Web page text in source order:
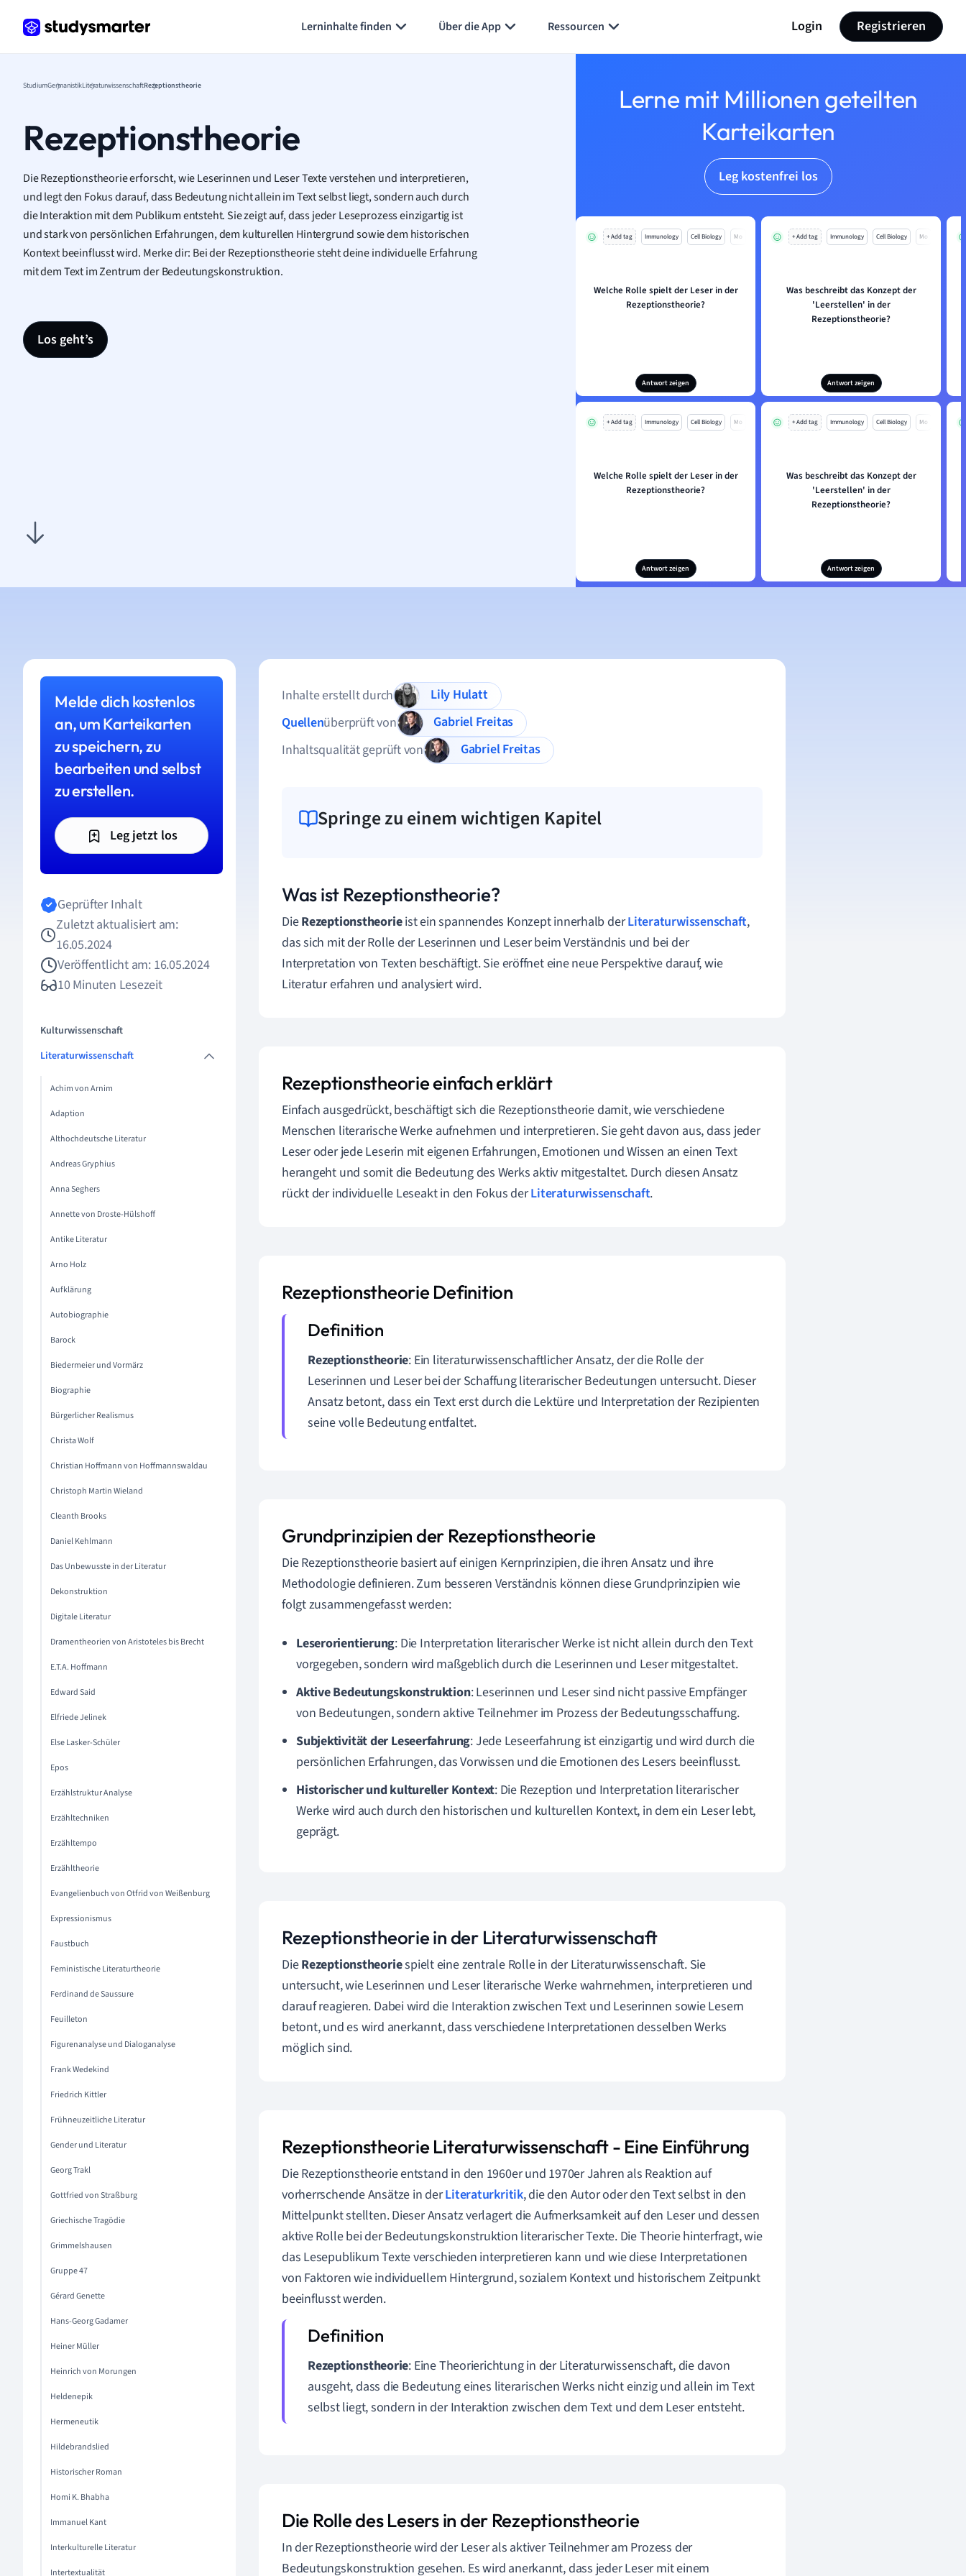
Lerninhalte finden Über die App Ressourcen Login Registrieren
StudiumGermanistikLiteraturwissenschaftRezeptionstheorie
Rezeptionstheorie
Die Rezeptionstheorie erforscht, wie Leserinnen und Leser Texte verstehen und interpretieren,
und legt den Fokus darauf, dass Bedeutung nicht allein im Text selbst liegt, sondern auch durch
die Interaktion mit dem Publikum entsteht. Sie zeigt auf, dass jeder Leseprozess einzigartig ist
und stark von persönlichen Erfahrungen, dem kulturellen Hintergrund sowie dem historischen
Kontext beeinflusst wird. Merke dir: Bei der Rezeptionstheorie steht deine individuelle Erfahrung
mit dem Text im Zentrum der Bedeutungskonstruktion.
Los geht’s
Lerne mit Millionen geteilten
Karteikarten
Leg kostenfrei los
+ Add tag Immunology Cell Biology Mo
Welche Rolle spielt der Leser in der
Rezeptionstheorie?
Antwort zeigen
+ Add tag Immunology Cell Biology Mo
Was beschreibt das Konzept der
'Leerstellen' in der
Rezeptionstheorie?
Antwort zeigen
+ Add tag Immunology Cell Biology Mo
Welche Rolle spielt der Leser in der
Rezeptionstheorie?
Antwort zeigen
+ Add tag Immunology Cell Biology Mo
Was beschreibt das Konzept der
'Leerstellen' in der
Rezeptionstheorie?
Antwort zeigen
Melde dich kostenlos
an, um Karteikarten
zu speichern, zu
bearbeiten und selbst
zu erstellen.
Leg jetzt los
Geprüfter Inhalt
Zuletzt aktualisiert am:
16.05.2024
Veröffentlicht am: 16.05.2024
10 Minuten Lesezeit
Kulturwissenschaft
Literaturwissenschaft
Achim von Arnim
Adaption
Althochdeutsche Literatur
Andreas Gryphius
Anna Seghers
Annette von Droste-Hülshoff
Antike Literatur
Arno Holz
Aufklärung
Autobiographie
Barock
Biedermeier und Vormärz
Biographie
Bürgerlicher Realismus
Christa Wolf
Christian Hoffmann von Hoffmannswaldau
Christoph Martin Wieland
Cleanth Brooks
Daniel Kehlmann
Das Unbewusste in der Literatur
Dekonstruktion
Digitale Literatur
Dramentheorien von Aristoteles bis Brecht
E.T.A. Hoffmann
Edward Said
Elfriede Jelinek
Else Lasker-Schüler
Epos
Erzählstruktur Analyse
Erzähltechniken
Erzähltempo
Erzähltheorie
Evangelienbuch von Otfrid von Weißenburg
Expressionismus
Faustbuch
Feministische Literaturtheorie
Ferdinand de Saussure
Feuilleton
Figurenanalyse und Dialoganalyse
Frank Wedekind
Friedrich Kittler
Frühneuzeitliche Literatur
Gender und Literatur
Georg Trakl
Gottfried von Straßburg
Griechische Tragödie
Grimmelshausen
Gruppe 47
Gérard Genette
Hans-Georg Gadamer
Heiner Müller
Heinrich von Morungen
Heldenepik
Hermeneutik
Hildebrandslied
Historischer Roman
Homi K. Bhabha
Immanuel Kant
Interkulturelle Literatur
Intertextualität
Inhalte erstellt durch
Lily Hulatt
Quellenüberprüft von
Gabriel Freitas
Inhaltsqualität geprüft von
Gabriel Freitas
Springe zu einem wichtigen Kapitel
Was ist Rezeptionstheorie?
DieRezeptionstheorieist ein spannendes Konzept innerhalb derLiteraturwissenschaft,
das sich mit der Rolle der Leserinnen und Leser beim Verständnis und bei der
Interpretation von Texten beschäftigt. Sie eröffnet eine neue Perspektive darauf, wie
Literatur erfahren und analysiert wird.
Rezeptionstheorie einfach erklärt
Einfach ausgedrückt, beschäftigt sich die Rezeptionstheorie damit, wie verschiedene
Menschen literarische Werke aufnehmen und interpretieren. Sie geht davon aus, dass jeder
Leser oder jede Leserin mit eigenen Erfahrungen, Emotionen und Wissen an einen Text
herangeht und somit die Bedeutung des Werks aktiv mitgestaltet. Durch diesen Ansatz
rückt der individuelle Leseakt in den Fokus derLiteraturwissenschaft.
Rezeptionstheorie Definition
Rezeptionstheorie: Ein literaturwissenschaftlicher Ansatz, der die Rolle der
Leserinnen und Leser bei der Schaffung literarischer Bedeutungen untersucht. Dieser
Ansatz betont, dass ein Text erst durch die Lektüre und Interpretation der Rezipienten
seine volle Bedeutung entfaltet.
Grundprinzipien der Rezeptionstheorie
Die Rezeptionstheorie basiert auf einigen Kernprinzipien, die ihren Ansatz und ihre
Methodologie definieren. Zum besseren Verständnis können diese Grundprinzipien wie
folgt zusammengefasst werden:
Leserorientierung: Die Interpretation literarischer Werke ist nicht allein durch den Text
vorgegeben, sondern wird maßgeblich durch die Leserinnen und Leser mitgestaltet.
Aktive Bedeutungskonstruktion: Leserinnen und Leser sind nicht passive Empfänger
von Bedeutungen, sondern aktive Teilnehmer im Prozess der Bedeutungsschaffung.
Subjektivität der Leseerfahrung: Jede Leseerfahrung ist einzigartig und wird durch die
persönlichen Erfahrungen, das Vorwissen und die Emotionen des Lesers beeinflusst.
Historischer und kultureller Kontext: Die Rezeption und Interpretation literarischer
Werke wird auch durch den historischen und kulturellen Kontext, in dem ein Leser lebt,
geprägt.
Rezeptionstheorie in der Literaturwissenschaft
DieRezeptionstheoriespielt eine zentrale Rolle in der Literaturwissenschaft. Sie
untersucht, wie Leserinnen und Leser literarische Werke wahrnehmen, interpretieren und
darauf reagieren. Dabei wird die Interaktion zwischen Text und Leserinnen sowie Lesern
betont, und es wird anerkannt, dass verschiedene Interpretationen desselben Werks
möglich sind.
Rezeptionstheorie Literaturwissenschaft - Eine Einführung
Die Rezeptionstheorie entstand in den 1960er und 1970er Jahren als Reaktion auf
vorherrschende Ansätze in derLiteraturkritik, die den Autor oder den Text selbst in den
Mittelpunkt stellten. Dieser Ansatz verlagert die Aufmerksamkeit auf den Leser und dessen
aktive Rolle bei der Bedeutungskonstruktion literarischer Texte. Die Theorie hinterfragt, wie
das Lesepublikum Texte verschieden interpretieren kann und wie diese Interpretationen
von Faktoren wie individuellem Hintergrund, sozialem Kontext und historischem Zeitpunkt
beeinflusst werden.
Rezeptionstheorie: Eine Theorierichtung in der Literaturwissenschaft, die davon
ausgeht, dass die Bedeutung eines literarischen Werks nicht einzig und allein im Text
selbst liegt, sondern in der Interaktion zwischen dem Text und dem Leser entsteht.
Die Rolle des Lesers in der Rezeptionstheorie
In der Rezeptionstheorie wird der Leser als aktiver Teilnehmer am Prozess der
Bedeutungskonstruktion gesehen. Es wird anerkannt, dass jeder Leser mit einem